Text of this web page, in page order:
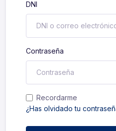
DNI
Contraseña
Recordarme
¿Has olvidado tu